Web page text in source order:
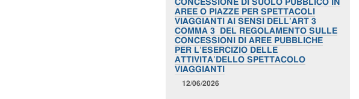
CONCESSIONE DI SUOLO PUBBLICO IN
AREE O PIAZZE PER SPETTACOLI
VIAGGIANTI AI SENSI DELL’ART 3
COMMA 3 DEL REGOLAMENTO SULLE
CONCESSIONI DI AREE PUBBLICHE
PER L’ESERCIZIO DELLE
ATTIVITA’DELLO SPETTACOLO
VIAGGIANTI
12/06/2026